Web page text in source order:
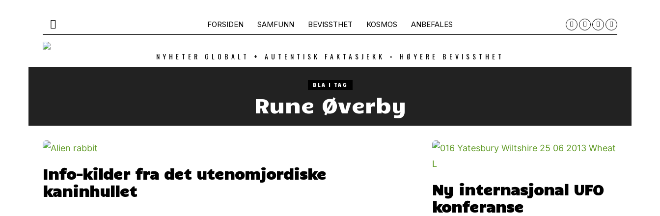
FORSIDEN SAMFUNN BEVISSTHET KOSMOS ANBEFALES
NYHETER GLOBALT + AUTENTISK FAKTASJEKK = HØYERE BEVISSTHET
BLA I TAG
Rune Øverby
Info-kilder fra det utenomjordiske
kaninhullet
Ny internasjonal UFO
konferanse